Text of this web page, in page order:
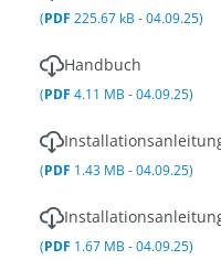
(PDF 225.67 kB - 04.09.25)
Handbuch
(PDF 4.11 MB - 04.09.25)
(PDF 1.43 MB - 04.09.25)
(PDF 1.67 MB - 04.09.25)